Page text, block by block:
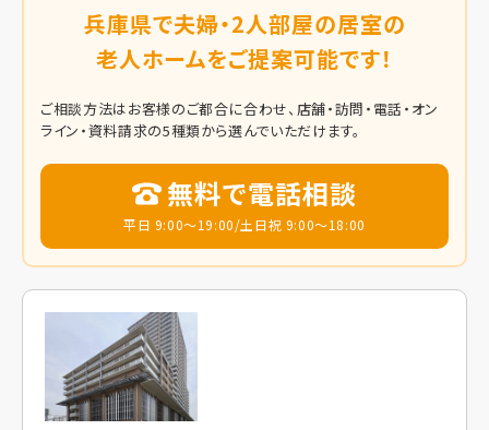
兵庫県で夫婦・2人部屋の居室の
老人ホームをご提案可能です！
ご相談方法はお客様のご都合に合わせ、店舗・訪問・電話・オン
ライン・資料請求の5種類から選んでいただけます。
無料で電話相談
平日 9:00～19:00/土日祝 9:00～18:00